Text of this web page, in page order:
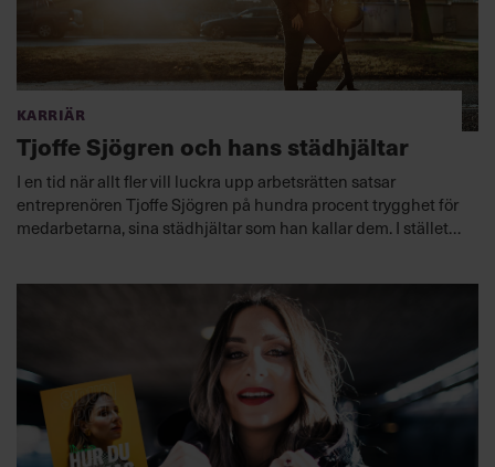
Karriär
Tjoffe Sjögren och hans städhjältar
I en tid när allt fler vill luckra upp arbetsrätten satsar
entreprenören Tjoffe Sjögren på hundra procent trygghet för
medarbetarna, sina städhjältar som han kallar dem. I stället